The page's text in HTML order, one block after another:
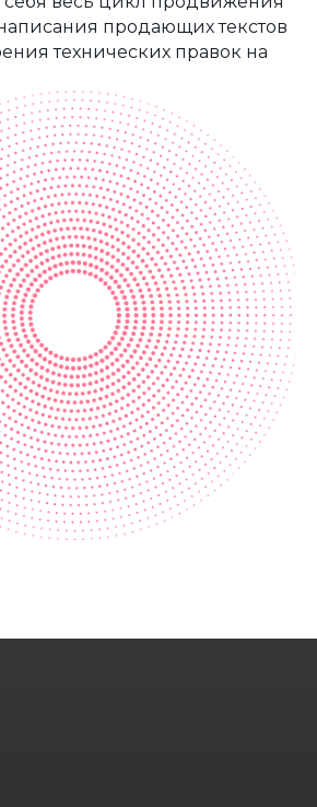
написания продающих текстов
технических правок на